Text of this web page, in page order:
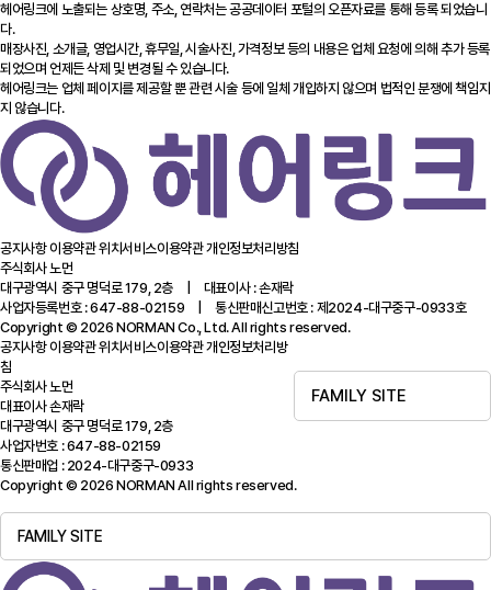
헤어링크에 노출되는 상호명, 주소, 연락처는 공공데이터 포털의 오픈자료를 통해 등록 되었습니
다.
매장사진, 소개글, 영업시간, 휴무일, 시술사진, 가격정보 등의 내용은 업체 요청에 의해 추가 등록
되었으며 언제든 삭제 및 변경될 수 있습니다.
헤어링크는 업체 페이지를 제공할 뿐 관련 시술 등에 일체 개입하지 않으며 법적인 분쟁에 책임지
지 않습니다.
공지사항이용약관위치서비스이용약관개인정보처리방침
주식회사 노먼
대구광역시 중구 명덕로 179, 2층 | 대표이사 : 손재락
사업자등록번호 : 647-88-02159 | 통신판매신고번호 : 제2024-대구중구-0933호
Copyright © 2026 NORMAN Co., Ltd. All rights reserved.
FAMILY SITE
공지사항이용약관위치서비스이용약관개인정보처리방
침
주식회사 노먼
대표이사 손재락
대구광역시 중구 명덕로 179, 2층
사업자번호 : 647-88-02159
통신판매업 : 2024-대구중구-0933
Copyright © 2026 NORMAN All rights reserved.
FAMILY SITE